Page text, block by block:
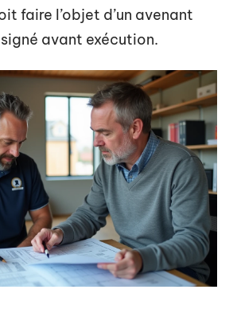
faire l’objet d’un avenant
avant exécution.